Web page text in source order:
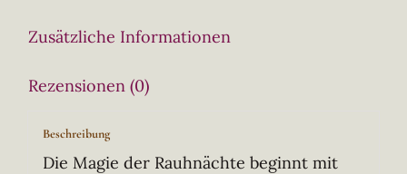
Zusätzliche Informationen
Rezensionen (0)
Beschreibung
Die Magie der Rauhnächte beginnt mit